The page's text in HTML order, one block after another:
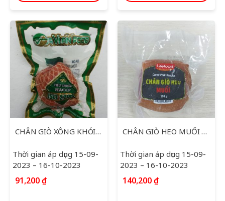
CHÂN GIÒ XÔNG KHÓI HÀ NỘI 500G
Thời gian áp dụng 15-09-
2023 – 16-10-2023
91,200₫
CHÂN GIÒ HEO MUỐI LIFEFOOD 500G
Thời gian áp dụng 15-09-
2023 – 16-10-2023
140,200₫